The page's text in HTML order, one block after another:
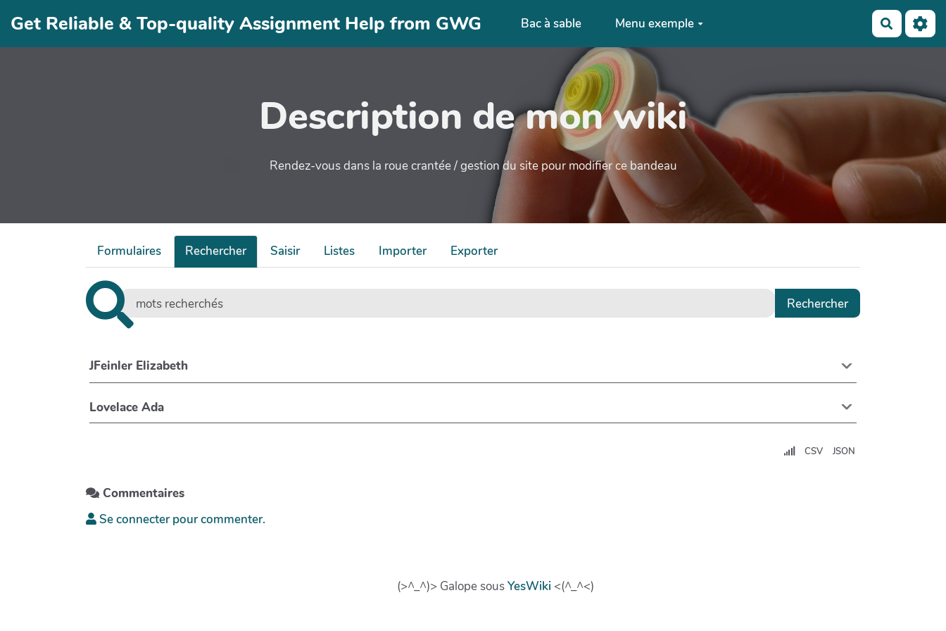
Aller au contenu principal
Get Reliable & Top-quality Assignment Help from GWG Bac à sable Menu exemple
Description de mon wiki
Rendez-vous dans la roue crantée / gestion du site pour modifier ce bandeau
Formulaires Rechercher Saisir Listes Importer Exporter
JFeinler Elizabeth
Lovelace Ada
CSV JSON
Commentaires
Se connecter pour commenter.
(>^_^)> Galope sousYesWiki <(^_^<)